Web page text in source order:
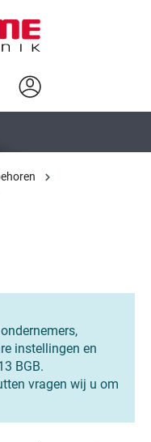
instellingen en
BGB.
vragen wij u om